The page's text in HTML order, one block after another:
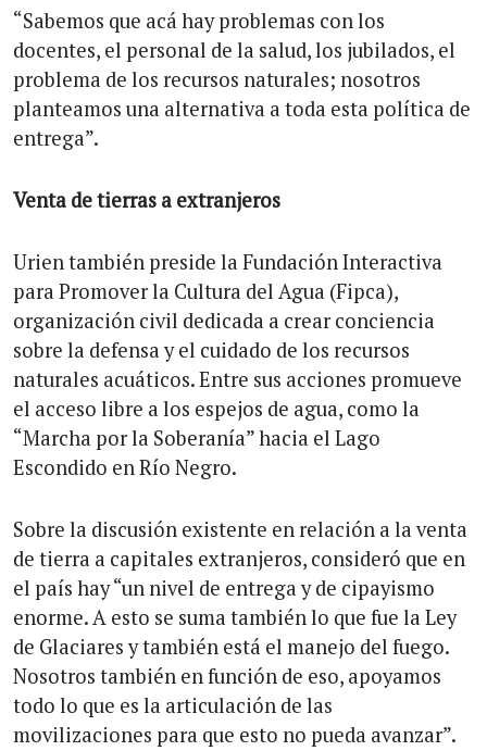
“Sabemos que acá hay problemas con los
docentes, el personal de la salud, los jubilados, el
problema de los recursos naturales; nosotros
planteamos una alternativa a toda esta política de
entrega”.
Venta de tierras a extranjeros
Urien también preside la Fundación Interactiva
para Promover la Cultura del Agua (Fipca),
organización civil dedicada a crear conciencia
sobre la defensa y el cuidado de los recursos
naturales acuáticos. Entre sus acciones promueve
el acceso libre a los espejos de agua, como la
“Marcha por la Soberanía” hacia el Lago
Escondido en Río Negro.
Sobre la discusión existente en relación a la venta
de tierra a capitales extranjeros, consideró que en
el país hay “un nivel de entrega y de cipayismo
enorme. A esto se suma también lo que fue la Ley
de Glaciares y también está el manejo del fuego.
Nosotros también en función de eso, apoyamos
todo lo que es la articulación de las
movilizaciones para que esto no pueda avanzar”.